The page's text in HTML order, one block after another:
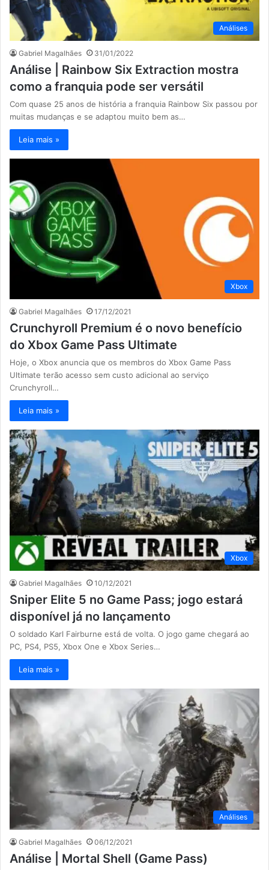
Análises
Gabriel Magalhães 31/01/2022
Análise | Rainbow Six Extraction mostra
como a franquia pode ser versátil
Com quase 25 anos de história a franquia Rainbow Six passou por
muitas mudanças e se adaptou muito bem as…
Leia mais »
Xbox
Gabriel Magalhães 17/12/2021
Crunchyroll Premium é o novo benefício
do Xbox Game Pass Ultimate
Hoje, o Xbox anuncia que os membros do Xbox Game Pass
Ultimate terão acesso sem custo adicional ao serviço
Crunchyroll…
Leia mais »
Xbox
Gabriel Magalhães 10/12/2021
Sniper Elite 5 no Game Pass; jogo estará
disponível já no lançamento
O soldado Karl Fairburne está de volta. O jogo game chegará ao
PC, PS4, PS5, Xbox One e Xbox Series…
Leia mais »
Análises
Gabriel Magalhães 06/12/2021
Análise | Mortal Shell (Game Pass)